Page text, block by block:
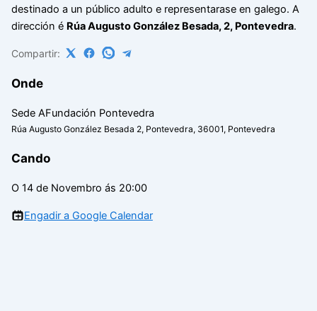
destinado a un público adulto e representarase en galego. A
dirección é Rúa Augusto González Besada, 2, Pontevedra.
Compartir:
Onde
Sede AFundación Pontevedra
Rúa Augusto González Besada 2, Pontevedra, 36001, Pontevedra
Cando
O 14 de Novembro ás 20:00
Engadir a Google Calendar